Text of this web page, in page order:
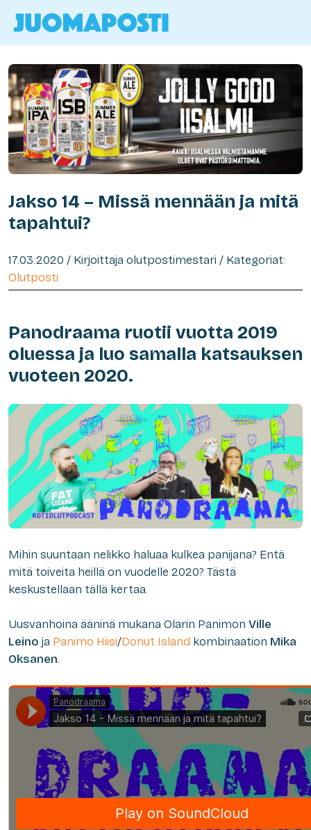
Jakso 14 – Missä mennään ja mitä
tapahtui?
17.03.2020 / Kirjoittaja olutpostimestari / Kategoriat:
Olutposti
Panodraama ruotii vuotta 2019
oluessa ja luo samalla katsauksen
vuoteen 2020.
Mihin suuntaan nelikko haluaa kulkea panijana? Entä
mitä toiveita heillä on vuodelle 2020? Tästä
keskustellaan tällä kertaa.
Uusvanhoina ääninä mukana Olarin Panimon Ville
Leino ja Panimo Hiisi/Donut Island kombinaation Mika
Oksanen.